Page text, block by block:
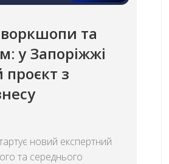
воркшопи та
у Запоріжжі
проєкт з
новий експертний
та середнього